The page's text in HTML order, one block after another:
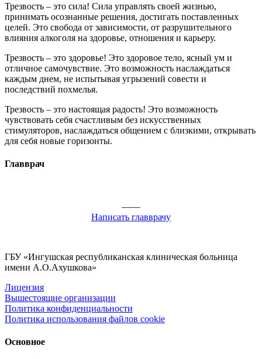
Трезвость – это сила! Сила управлять своей жизнью,
принимать осознанные решения, достигать поставленных
целей. Это свобода от зависимости, от разрушительного
влияния алкоголя на здоровье, отношения и карьеру.
Трезвость – это здоровье! Это здоровое тело, ясный ум и
отличное самочувствие. Это возможность наслаждаться
каждым днем, не испытывая угрызений совести и
последствий похмелья.
Трезвость – это настоящая радость! Это возможность
чувствовать себя счастливым без искусственных
стимуляторов, наслаждаться общением с близкими, открывать
для себя новые горизонты.
Главврач
——
Написать главврачу
ГБУ «Ингушская республиканская клиническая больница
имени А.О.Ахушкова»
Лицензия
Вышестоящие организации
Политика конфиденциальности
Политика использования файлов cookie
Основное